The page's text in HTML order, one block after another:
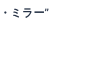
ミラー”